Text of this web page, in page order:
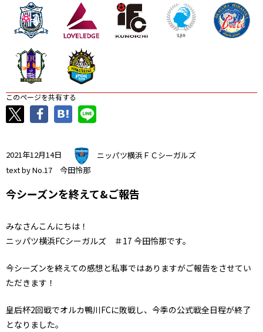
このページを共有する
2021年12月14日
ニッパツ横浜ＦＣシーガルズ
text by No.17 今田怜那
今シーズンを終えて&ご報告
みなさんこんにちは！
ニッパツ横浜FCシーガルズ ＃17 今田怜那です。
今シーズンを終えての感想と私事ではありますがご報告をさせてい
ただきます！
皇后杯2回戦でオルカ鴨川FCに敗戦し、今季の公式戦全日程が終了
となりました。